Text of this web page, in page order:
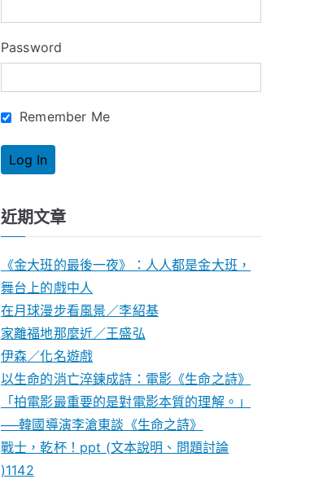
r
Password
Remember Me
近期文章
《金大班的最後一夜》：人人都是金大班，
舞台上的戲中人
在月球漫步看風景／李紹基
家離福地那麼近／王盛弘
伊森／化名遊戲
以生命的消亡淬鍊成詩：電影《生命之詩》
「拍電影最重要的是對電影本質的理解。」
──韓國導演李滄東談《生命之詩》
戰士，乾杯！ppt (文本說明、問題討論
)1142